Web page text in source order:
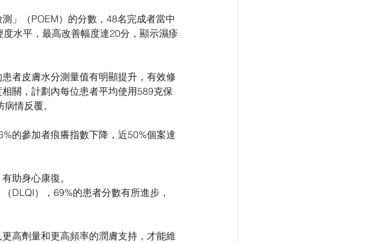
」（POEM）的分數，48名完成者當中
水平，最高改善幅度達20分，顯示濕疹
者皮膚水分測量值有明顯提升，有效修
關，計劃內每位患者平均使用589克保
情反覆。
的參加者痕癢指數下降，近50%個案達
助身心康復。
DLQI），69%的患者分數有所進步，
高劑量和更高頻率的潤膚支持，才能維